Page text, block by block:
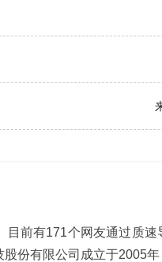
前有171个网友通过质
份有限公司成立于2005